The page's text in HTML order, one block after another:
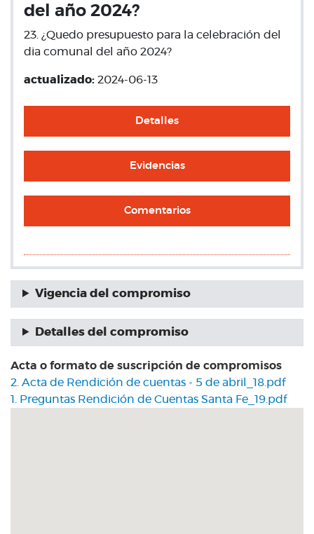
del año 2024?
23. ¿Quedo presupuesto para la celebración del
dia comunal del año 2024?
actualizado: 2024-06-13
Detalles
Evidencias
Comentarios
Vigencia del compromiso
Detalles del compromiso
Acta o formato de suscripción de compromisos
2. Acta de Rendición de cuentas - 5 de abril_18.pdf
1. Preguntas Rendición de Cuentas Santa Fe_19.pdf